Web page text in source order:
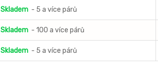
Skladem - 5 a více párů
Skladem - 100 a více párů
Skladem - 5 a více párů